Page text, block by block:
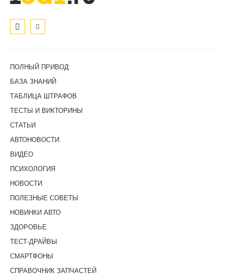
ПОЛНЫЙ ПРИВОД
БАЗА ЗНАНИЙ
ТАБЛИЦА ШТРАФОВ
ТЕСТЫ И ВИКТОРИНЫ
СТАТЬИ
АВТОНОВОСТИ
ВИДЕО
ПСИХОЛОГИЯ
НОВОСТИ
ПОЛЕЗНЫЕ СОВЕТЫ
НОВИНКИ АВТО
ЗДОРОВЬЕ
ТЕСТ-ДРАЙВЫ
СМАРТФОНЫ
СПРАВОЧНИК ЗАПЧАСТЕЙ